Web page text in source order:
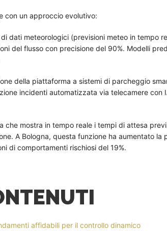
con un approccio evolutivo:
dati meteorologici (previsioni meteo in tempo
del flusso con precisione del 90%. Modelli
della piattaforma a sistemi di parcheggio
incidenti automatizzata via telecamere con
che mostra in tempo reale i tempi di attesa
A Bologna, questa funzione ha aumentato la
di comportamenti rischiosi del 19%.
affidabili per il controllo dinamico